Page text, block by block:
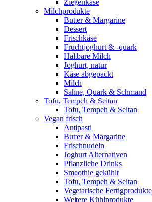
Ziegenkäse
Milchprodukte
Butter & Margarine
Dessert
Frischkäse
Fruchtjoghurt & -quark
Haltbare Milch
Joghurt, natur
Käse abgepackt
Milch
Sahne, Quark & Schmand
Tofu, Tempeh & Seitan
Tofu, Tempeh & Seitan
Vegan frisch
Antipasti
Butter & Margarine
Frischnudeln
Joghurt Alternativen
Pflanzliche Drinks
Smoothie gekühlt
Tofu, Tempeh & Seitan
Vegetarische Fertigprodukte
Weitere Kühlprodukte